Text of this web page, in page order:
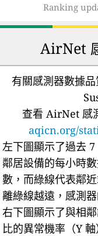
Ranking
AirNet
有關感測器數據品
查看 AirNet 感
aqicn.org/
左下圖顯示了過去
鄰居設備的每小時數
數，而綠線代表鄰
離綠線越遠，感測
右下圖顯示了與相
比的異常機率（Y 軸